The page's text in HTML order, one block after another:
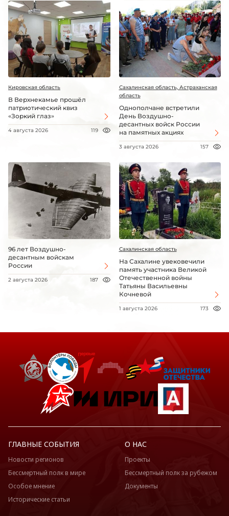
Кировская область
В Верхнекамье прошёл
патриотический квиз
«Зоркий глаз»
4 августа 2026 119
Сахалинская область, Астраханская
область
Однополчане встретили
День Воздушно-
десантных войск России
на памятных акциях
3 августа 2026 157
96 лет Воздушно-
десантным войскам
России
2 августа 2026 187
Сахалинская область
На Сахалине увековечили
память участника Великой
Отечественной войны
Татьяны Васильевны
Кочневой
1 августа 2026 173
ГЛАВНЫЕ СОБЫТИЯ
Новости регионов
Бессмертный полк в мире
Особое мнение
Исторические статьи
О НАС
Проекты
Бессмертный полк за рубежом
Документы